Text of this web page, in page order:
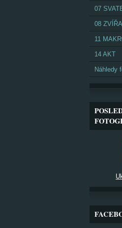
07
08
11
14 AKT
Náhledy